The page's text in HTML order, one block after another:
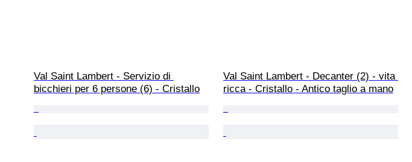
Val Saint Lambert - Servizio di
bicchieri per 6 persone (6) - Cristallo
Val Saint Lambert - Decanter (2) - vita
ricca - Cristallo - Antico taglio a mano